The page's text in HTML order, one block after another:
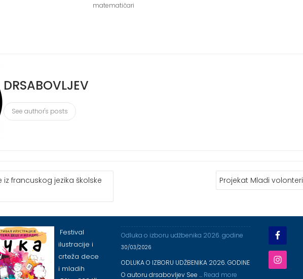
matematičari
DRSABOVLJEV
See author's posts
francuskog jezika školske
Projekat Mladi volonteri
Festival
ilustracije i
crteža dece
i mladih
Odluka o izboru udžbenika 2026. godine
30/03/2026
ODLUKA O IZBORU UDŽBENIKA 2026. GODINE
O autoru drsabovljev See … Read more